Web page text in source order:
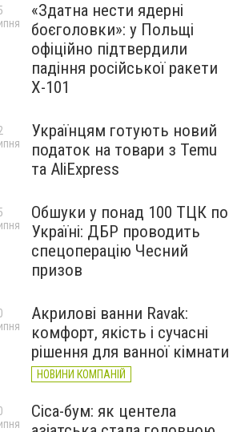
«Здатна нести ядерні
боєголовки»: у Польщі
офіційно підтвердили
падіння російської ракети
Х-101
Українцям готують новий
податок на товари з Temu
та AliExpress
Обшуки у понад 100 ТЦК по
Україні: ДБР проводить
спецоперацію Чесний
призов
Акрилові ванни Ravak:
комфорт, якість і сучасні
рішення для ванної кімнати
НОВИНИ КОМПАНІЙ
Cica-бум: як центела